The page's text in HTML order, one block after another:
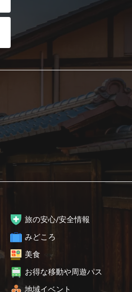
旅の安心/安全情報
みどころ
美食
お得な移動や周遊パス
地域イベント